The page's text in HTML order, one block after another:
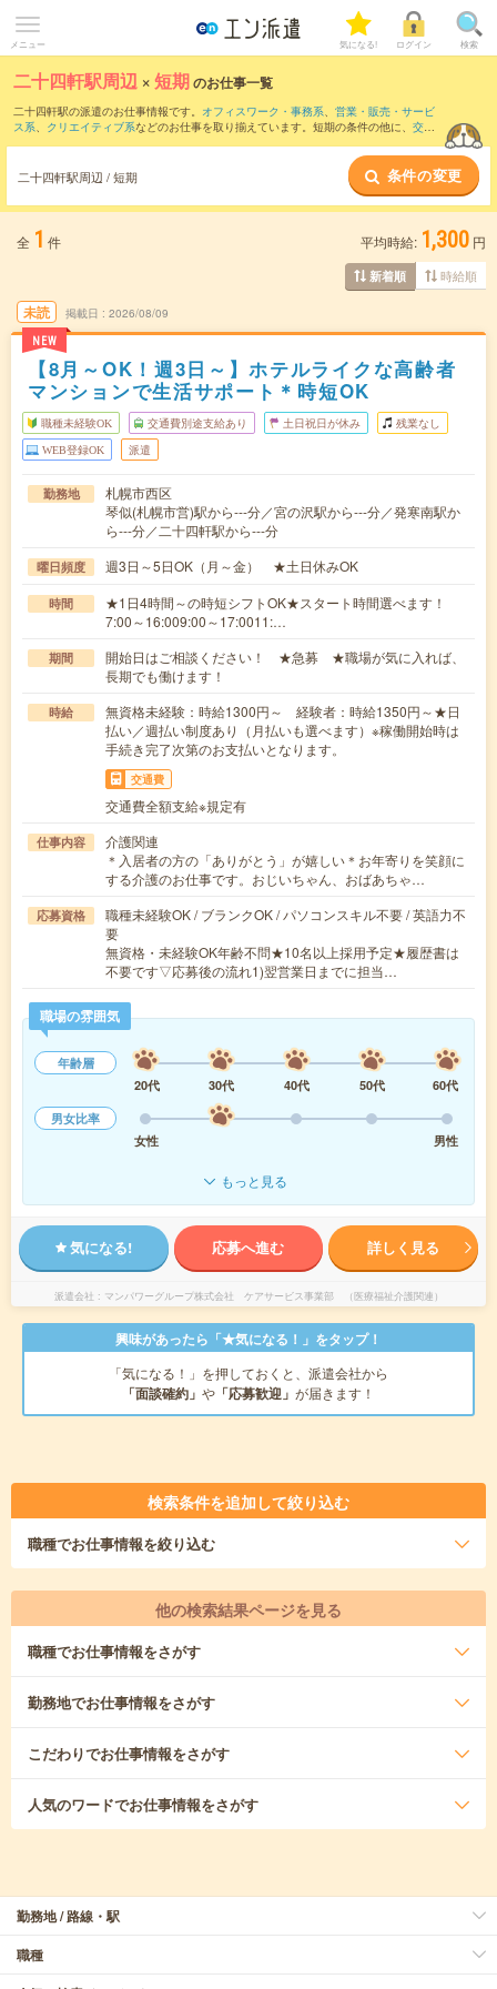
メニュー 気になる! ログイン 検索
二十四軒駅周辺 ×短期のお仕事一覧
二十四軒駅の派遣のお仕事情報です。 オフィスワーク・事務系、 営業・販売・サービ
ス系、 クリエイティブ系などのお仕事を取り揃えています。短期の条件の他に、 交通
二十四軒駅周辺 / 短期 条件の変更
全 1 件 平均時給: 1,300 円
新着順 時給順
未読
NEW
掲載日 2026/08/09
【8月～OK！週3日～】ホテルライクな高齢者
マンションで生活サポート＊時短OK
職種未経験OK 交通費別途支給あり 土日祝日が休み 残業なし
WEB登録OK 派遣
勤務地
札幌市西区
琴似(札幌市営)駅から---分／宮の沢駅から---分／発寒南駅か
ら---分／二十四軒駅から---分
曜日頻度 週3日～5日OK（月～金） ★土日休みOK
時間
★1日4時間～の時短シフトOK★スタート時間選べます！
7:00～16:009:00～17:0011:…
期間
開始日はご相談ください！ ★急募 ★職場が気に入れば、
長期でも働けます！
時給
無資格未経験：時給1300円～ 経験者：時給1350円～★日
払い／週払い制度あり（月払いも選べます）※稼働開始時は
手続き完了次第のお支払いとなります。
交通費
交通費全額支給※規定有
仕事内容
介護関連
＊入居者の方の「ありがとう」が嬉しい＊お年寄りを笑顔に
する介護のお仕事です。おじいちゃん、おばあちゃ…
応募資格
職種未経験OK / ブランクOK / パソコンスキル不要 / 英語力不
要
無資格・未経験OK年齢不問★10名以上採用予定★履歴書は
不要です▽応募後の流れ1)翌営業日までに担当…
職場の雰囲気
年齢層
20代
30代 40代 50代
60代
男女比率
女性
男性
もっと見る
気になる! 応募へ進む 詳しく見る
派遣会社 マンパワーグループ株式会社 ケアサービス事業部 （医療福祉介護関連）
興味があったら「★気になる！」をタップ！
「気になる！」を押しておくと、派遣会社から
「面談確約」 や 「応募歓迎」 が届きます！
検索条件を追加して絞り込む
職種でお仕事情報を絞り込む
他の検索結果ページを見る
職種でお仕事情報をさがす
勤務地でお仕事情報をさがす
こだわりでお仕事情報をさがす
人気のワードでお仕事情報をさがす
勤務地 / 路線・駅
職種